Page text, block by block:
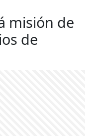
misión de
de